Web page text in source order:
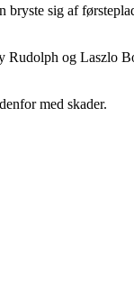
sig af
Rudolph og Laszlo
med skader.